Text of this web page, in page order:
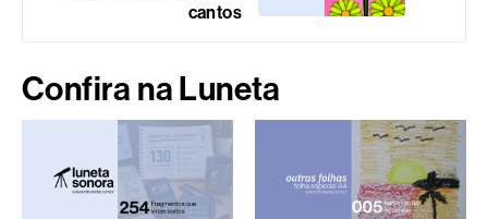
cantos
Confira na Luneta